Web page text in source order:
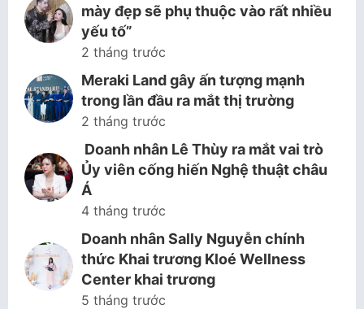
mày đẹp sẽ phụ thuộc vào rất nhiều
yếu tố”
2 tháng trước
Meraki Land gây ấn tượng mạnh
trong lần đầu ra mắt thị trường
2 tháng trước
Doanh nhân Lê Thùy ra mắt vai trò
Ủy viên cống hiến Nghệ thuật châu
Á
4 tháng trước
Doanh nhân Sally Nguyễn chính
thức Khai trương Kloé Wellness
Center khai trương
5 tháng trước